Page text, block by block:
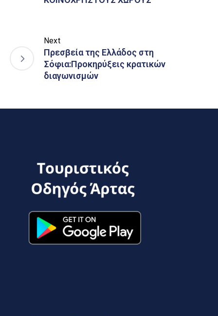
Next
Πρεσβεία της Ελλάδος στη
Σόφια:Προκηρύξεις κρατικών
διαγωνισμών